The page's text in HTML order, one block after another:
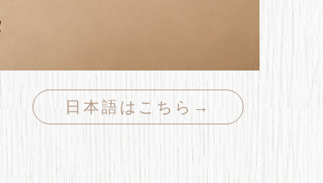
日本語はこちら→